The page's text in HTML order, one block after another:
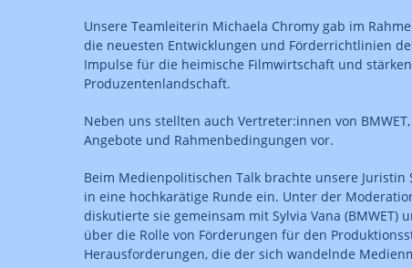
Unsere Teamleiterin Michaela Chromy gab im
die neuesten Entwicklungen und Förderrichtlinien
Impulse für die heimische Filmwirtschaft und
Produzentenlandschaft.
Neben uns stellten auch Vertreter:innen von BMWET,
Angebote und Rahmenbedingungen vor.
Beim Medienpolitischen Talk brachte unsere
in eine hochkarätige Runde ein. Unter der
diskutierte sie gemeinsam mit Sylvia Vana (BMWET)
über die Rolle von Förderungen für den
Herausforderungen, die der sich wandelnde